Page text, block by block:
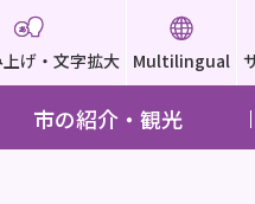
げ・文字拡大 Multilingual
市の紹介・観光